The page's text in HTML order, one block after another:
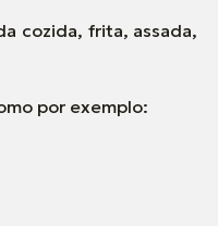
cozida, frita, assada,
por exemplo: